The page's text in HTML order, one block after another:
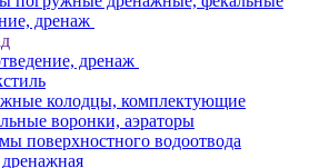
дренаж
дренаж
колодцы, комплектующие
воронки, аэраторы
поверхностного водоотвода